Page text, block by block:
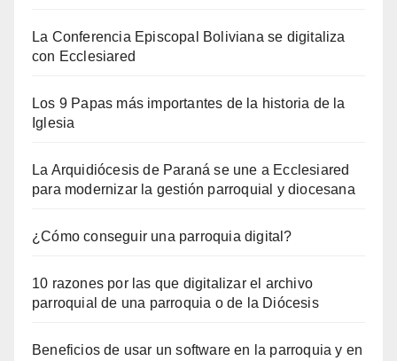
La Conferencia Episcopal Boliviana se digitaliza
con Ecclesiared
Los 9 Papas más importantes de la historia de la
Iglesia
La Arquidiócesis de Paraná se une a Ecclesiared
para modernizar la gestión parroquial y diocesana
¿Cómo conseguir una parroquia digital?
10 razones por las que digitalizar el archivo
parroquial de una parroquia o de la Diócesis
Beneficios de usar un software en la parroquia y en